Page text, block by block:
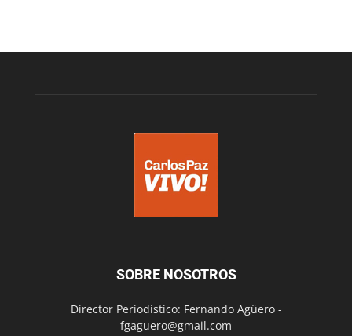
SOBRE NOSOTROS
Director Periodístico: Fernando Agüero -
fgaguero@gmail.com